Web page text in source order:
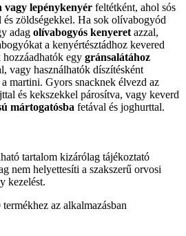
vagy lepénykenyér feltétként, ahol sós
zöldségekkel. Ha sok olívabogyód
adag olívabogyós kenyeret azzal,
a kenyértésztádhoz kevered
egy gránsalátához
vagy használhatók díszítésként
martini. Gyors snacknek élvezd az
és kekszekkel párosítva, vagy keverd
mártogatósba fetával és joghurttal.
tartalom kizárólag tájékoztató
nem helyettesíti a szakszerű orvosi
kezelést.
az alkalmazásban